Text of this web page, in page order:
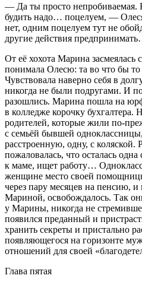
— Да ты просто непробиваемая.
будить надо… поцелуем, —
нет, одним поцелуем тут не
другие действия
От её хохота Марина засмеялась
понимала Олесю: та во что бы то
Чувствовала наверно себя в
никогда не были подругами. И
разошлись. Марина пошла на
в колледже корочку
родителей, которые жили по-
с семьёй бывшей
расстроенную, одну, с коляской.
пожаловалась, что осталась одна
к маме, ищет работу…
женщине место своей
через пару месяцев на пенсию, и
Мариной, освобождалось. Так
у Марины, никогда не
появился преданный и
хранить секреты и пристально
появляющегося на горизонте
отношений для своей
Глава пятая